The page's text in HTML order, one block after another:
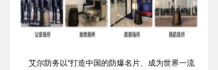
艾尔防务以“打造中国的防爆名片、成为世界一流